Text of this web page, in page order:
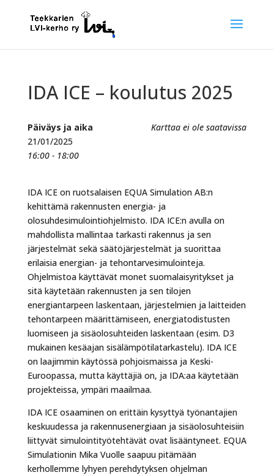
IDA ICE – koulutus 2025
Karttaa ei ole saatavissa
Päiväys ja aika
21/01/2025
16:00 - 18:00
IDA ICE on ruotsalaisen EQUA Simulation AB:n
kehittämä rakennusten energia- ja
olosuhdesimulointiohjelmisto. IDA ICE:n avulla on
mahdollista mallintaa tarkasti rakennus ja sen
järjestelmät sekä säätöjärjestelmät ja suorittaa
erilaisia energian- ja tehontarvesimulointeja.
Ohjelmistoa käyttävät monet suomalaisyritykset ja
sitä käytetään rakennusten ja sen tilojen
energiantarpeen laskentaan, järjestelmien ja laitteiden
tehontarpeen määrittämiseen, energiatodistusten
luomiseen ja sisäolosuhteiden laskentaan (esim. D3
mukainen kesäajan sisälämpötilatarkastelu). IDA ICE
on laajimmin käytössä pohjoismaissa ja Keski-
Euroopassa, mutta käyttäjiä on, ja IDA:aa käytetään
projekteissa, ympäri maailmaa.
IDA ICE osaaminen on erittäin kysyttyä työnantajien
keskuudessa ja rakennusenergiaan ja sisäolosuhteisiin
liittyvät simulointityötehtävät ovat lisääntyneet. EQUA
Simulationin Mika Vuolle saapuu pitämään
kerhollemme lyhyen perehdytyksen ohjelman